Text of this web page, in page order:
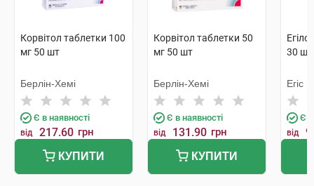
Корвітол таблетки 100
мг 50 шт
Берлін-Хемі
Є в наявності
від 217.60 грн
КУПИТИ
Корвітол таблетки 50
мг 50 шт
Берлін-Хемі
Є в наявності
від 131.90 грн
КУПИТИ
30 шт
Егіс
Є в
від